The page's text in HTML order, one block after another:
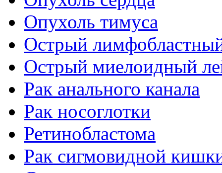
Опухоль тимуса
Острый
Острый миелоидный
Рак анального канала
Рак носоглотки
Ретинобластома
Рак сигмовидной